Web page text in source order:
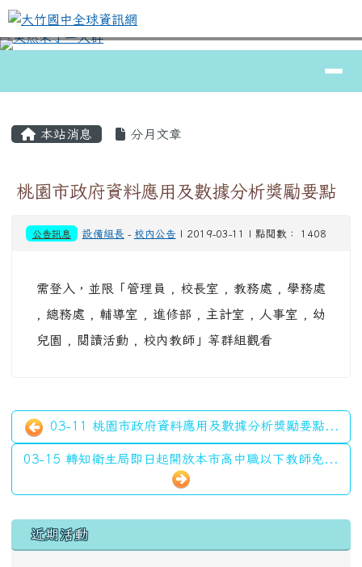
跳至主內容區
大竹國中全球資訊網
⏸
本站消息 分月文章
桃園市政府資料應用及數據分析獎勵要點
公告訊息 設備組長 - 校內公告 | 2019-03-11 | 點閱數： 1408
需登入，並限「管理員 , 校長室 , 教務處 , 學務處
, 總務處 , 輔導室 , 進修部 , 主計室 , 人事室 , 幼
兒園 , 閱讀活動 , 校內教師」等群組觀看
03-11 桃園市政府資料應用及數據分析獎勵要點...
03-15 轉知衛生局即日起開放本市高中職以下教師免...
左邊區域內容
近期活動